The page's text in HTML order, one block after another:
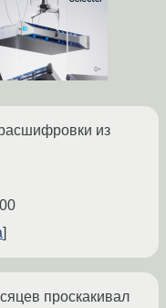
из
проскакивал